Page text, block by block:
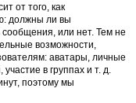
от того, как
должны ли вы
или нет. Тем не
возможности,
аватары, личные
в группах и т. д.
поэтому мы